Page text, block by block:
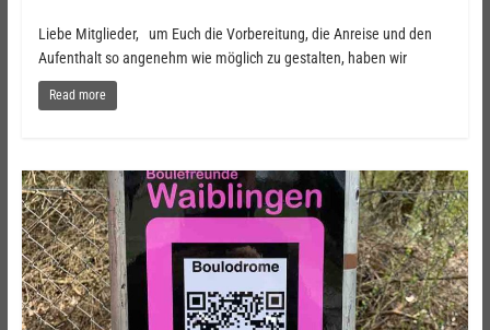
Liebe Mitglieder, um Euch die Vorbereitung, die Anreise und den
Aufenthalt so angenehm wie möglich zu gestalten, haben wir
Read more